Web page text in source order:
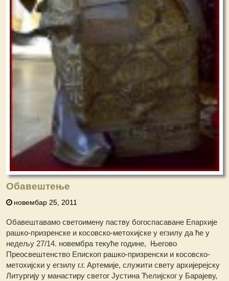
Обавештење
новембар 25, 2011
Обавештавамо светоимену паству богоспасаване Епархије
рашко-призренске и косовско-метохијске у егзилу да ће у
недељу 27/14. новембра текуће године, Његово
Преосвештенство Eпископ рашко-призренски и косовско-
метохијски у егзилу г.г. Артемије, служити свету архијерејску
Литургију у манастиру светог Јустина Ћелијског у Барајеву,